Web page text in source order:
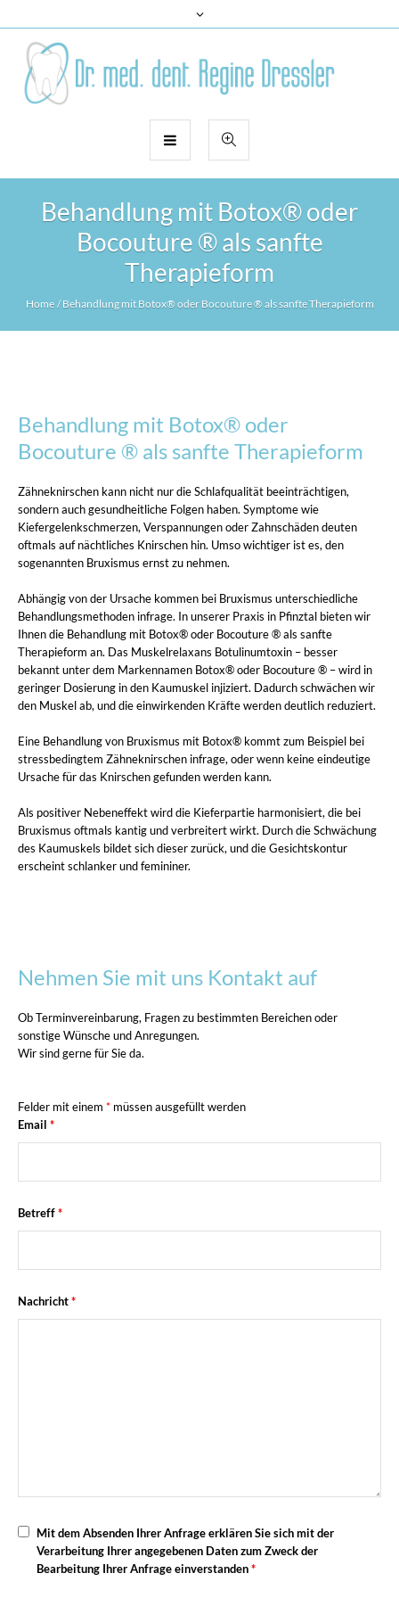
Behandlung mit Botox® oder
Bocouture ® als sanfte
Therapieform
Home /Behandlung mit Botox® oder Bocouture ® als sanfte Therapieform
Behandlung mit Botox® oder
Bocouture ® als sanfte Therapieform
Zähneknirschen kann nicht nur die Schlafqualität beeinträchtigen,
sondern auch gesundheitliche Folgen haben. Symptome wie
Kiefergelenkschmerzen, Verspannungen oder Zahnschäden deuten
oftmals auf nächtliches Knirschen hin. Umso wichtiger ist es, den
sogenannten Bruxismus ernst zu nehmen.
Abhängig von der Ursache kommen bei Bruxismus unterschiedliche
Behandlungsmethoden infrage. In unserer Praxis in Pfinztal bieten wir
Ihnen die Behandlung mit Botox® oder Bocouture ® als sanfte
Therapieform an. Das Muskelrelaxans Botulinumtoxin – besser
bekannt unter dem Markennamen Botox® oder Bocouture ® – wird in
geringer Dosierung in den Kaumuskel injiziert. Dadurch schwächen wir
den Muskel ab, und die einwirkenden Kräfte werden deutlich reduziert.
Eine Behandlung von Bruxismus mit Botox® kommt zum Beispiel bei
stressbedingtem Zähneknirschen infrage, oder wenn keine eindeutige
Ursache für das Knirschen gefunden werden kann.
Als positiver Nebeneffekt wird die Kieferpartie harmonisiert, die bei
Bruxismus oftmals kantig und verbreitert wirkt. Durch die Schwächung
des Kaumuskels bildet sich dieser zurück, und die Gesichtskontur
erscheint schlanker und femininer.
Nehmen Sie mit uns Kontakt auf
Ob Terminvereinbarung, Fragen zu bestimmten Bereichen oder
sonstige Wünsche und Anregungen.
Wir sind gerne für Sie da.
Felder mit einem *müssen ausgefüllt werden
Email *
Betreff*
Nachricht*
Mit dem Absenden Ihrer Anfrage erklären Sie sich mit der
Verarbeitung Ihrer angegebenen Daten zum Zweck der
Bearbeitung Ihrer Anfrage einverstanden*